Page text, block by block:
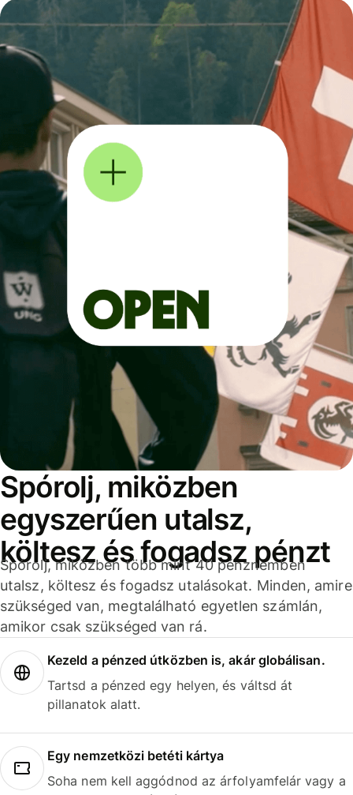
Spórolj, miközben
egyszerűen utalsz,
költesz és fogadsz pénzt
Spórolj, miközben több mint 40 pénznemben
utalsz, költesz és fogadsz utalásokat. Minden, amire
szükséged van, megtalálható egyetlen számlán,
amikor csak szükséged van rá.
Kezeld a pénzed útközben is, akár globálisan.
Tartsd a pénzed egy helyen, és váltsd át
pillanatok alatt.
Egy nemzetközi betéti kártya
Soha nem kell aggódnod az árfolyamfelár vagy a